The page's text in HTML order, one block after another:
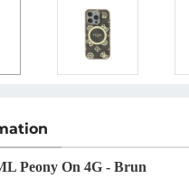
Peony On 4G - Brun